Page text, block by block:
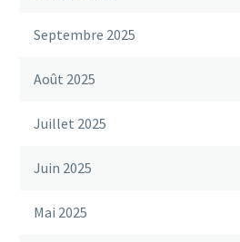
Septembre 2025
Août 2025
Juillet 2025
Juin 2025
Mai 2025